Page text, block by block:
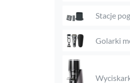
Stacje
Golarki